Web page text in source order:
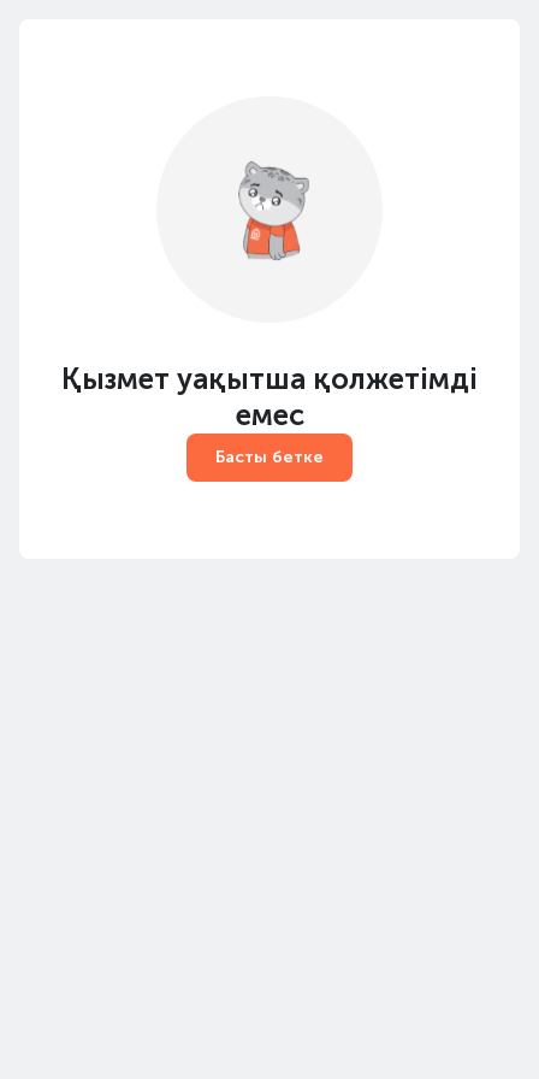
Қызмет уақытша қолжетімді
емес
Басты бетке